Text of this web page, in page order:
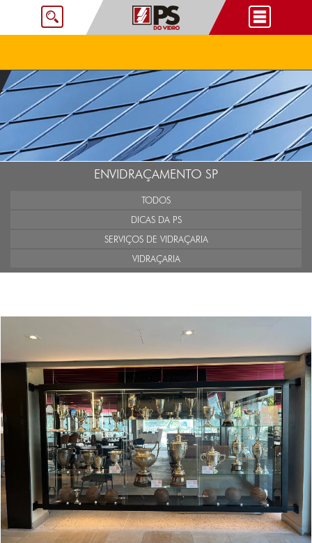
ENVIDRAÇAMENTO SP
TODOS
DICAS DA PS
SERVIÇOS DE VIDRAÇARIA
VIDRAÇARIA